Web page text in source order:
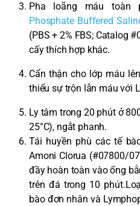
Pha loãng máu
Phosphate Buffered
(PBS + 2% FBS; Catalog
cấy thích hợp khác.
Cẩn thận cho lớp máu
thiểu sự trộn lẫn máu với
Ly tâm trong 20 phút ở
25°C), ngắt phanh.
Tái huyền phù các tế
Amoni Clorua (#07800/
đầy hoàn toàn vào ống
trên đá trong 10
bào đơn nhân và